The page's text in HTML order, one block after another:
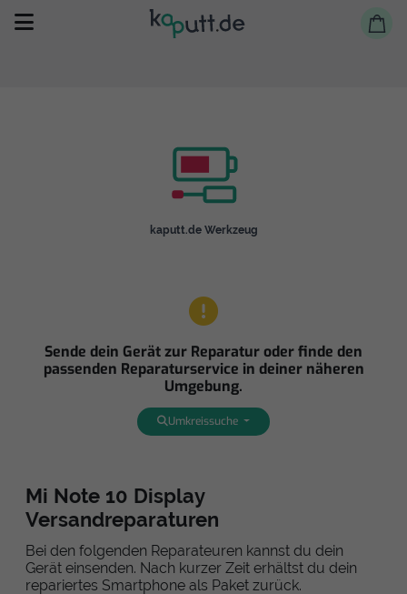
Selbst reparieren
kaputt.de Werkzeug
Sende dein Gerät zur Reparatur oder finde den
passenden Reparaturservice in deiner näheren
Umgebung.
Umkreissuche
Mi Note 10 Display
Versandreparaturen
Bei den folgenden Reparateuren kannst du dein
Gerät einsenden. Nach kurzer Zeit erhältst du dein
repariertes Smartphone als Paket zurück.